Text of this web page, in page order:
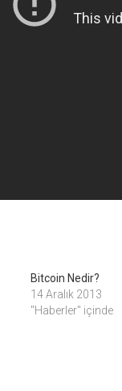
Bitcoin Nedir?
14 Aralık 2013
"Haberler" içinde